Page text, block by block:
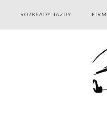
ROZKŁADY JAZDY